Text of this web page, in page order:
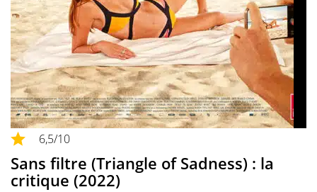
6,5/10
Sans filtre (Triangle of Sadness) : la
critique (2022)